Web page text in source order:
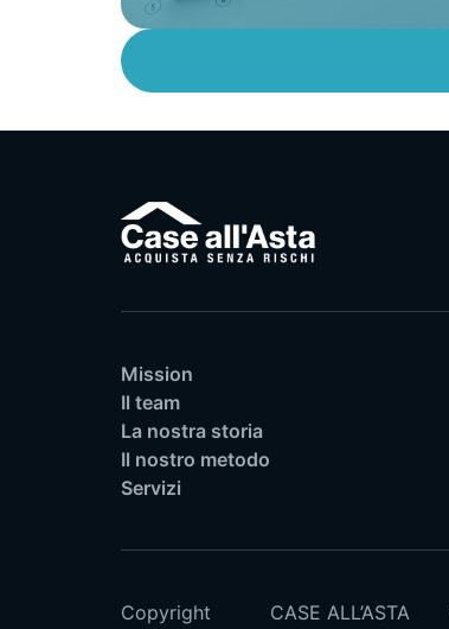
Mission
Il team
La nostra storia
Il nostro metodo
Servizi
Copyright CASE ALL’ASTA